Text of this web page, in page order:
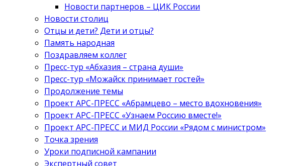
Новости партнеров – ЦИК России
Новости столиц
Отцы и дети? Дети и отцы?
Память народная
Поздравляем коллег
Пресс-тур «Абхазия – страна души»
Пресс-тур «Можайск принимает гостей»
Продолжение темы
Проект АРС-ПРЕСС «Абрамцево – место вдохновения»
Проект АРС-ПРЕСС «Узнаем Россию вместе!»
Проект АРС-ПРЕСС и МИД России «Рядом с министром»
Точка зрения
Уроки подписной кампании
Экспертный совет